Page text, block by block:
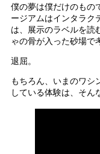
僕の夢は僕だけのもの
ージアムはインタラク
は、展示のラベルを読
ゃの骨が入った砂場で
退屈。
もちろん、いまのワシ
している体験は、そん